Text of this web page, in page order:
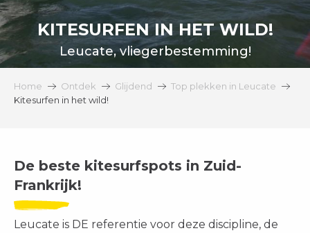
KITESURFEN IN HET WILD!
Leucate, vliegerbestemming!
Home Ontdek Glijdend
Top plekken in Leucate
Kitesurfen in het wild!
De beste kitesurfspots in Zuid-
Frankrijk!
Leucate is DE referentie voor deze discipline, de